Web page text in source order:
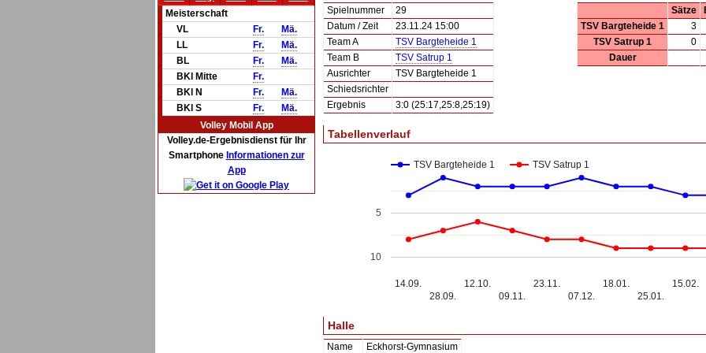
Meisterschaft
VL
Fr.
Mä.
LL
Fr.
Mä.
BL
Fr.
Mä.
BKl Mitte
Fr.
BKl N
Fr.
Mä.
BKl S
Fr.
Mä.
Volley Mobil App
Volley.de-Ergebnisdienst für Ihr
Smartphone Informationen zur
App
Spielnummer
29
Datum / Zeit
23.11.24 15:00
Team A
TSV Bargteheide 1
Team B
TSV Satrup 1
Ausrichter
TSV Bargteheide 1
Schiedsrichter
Ergebnis
3:0 (25:17,25:8,25:19)
Sätze
TSV Bargteheide 1
3
TSV Satrup 1
0
Dauer
Tabellenverlauf
TSV Bargteheide 1 TSV Satrup 1
14.09.
28.09.
12.10.
09.11.
23.11.
07.12.
18.01.
25.01.
15.02.
5
10
Halle
Name Eckhorst-Gymnasium